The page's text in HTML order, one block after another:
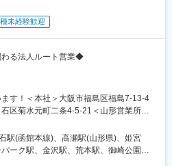
未経験歓迎
わる法人ルート営業◆
す！＜本社＞大阪市福島区福島7-13-4
区菊水元町二条4-5-21＜山形営業所＞
関東営業所＞埼玉県北葛飾郡杉戸町堤
都町田市南町田3丁目35-26＜金沢営業
38＜大阪営業所＞東大阪市横枕西10-
駅(函館本線)、高瀬駅(山形県)、姫宮
ーク駅、金沢駅、荒本駅、御崎公園